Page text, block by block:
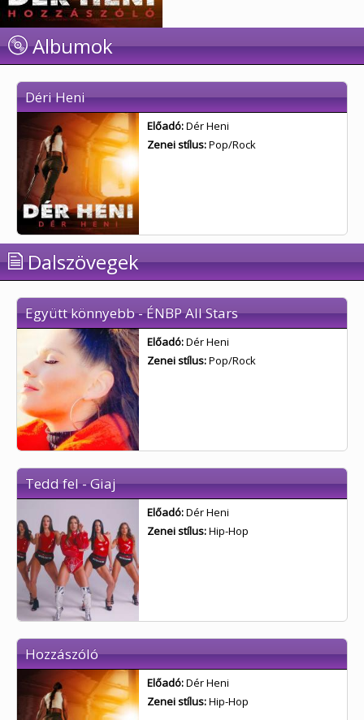
Albumok
Déri Heni
Előadó:Dér Heni
Zenei stílus:Pop/Rock
Dalszövegek
Együtt könnyebb - ÉNBP All Stars
Előadó:Dér Heni
Zenei stílus:Pop/Rock
Tedd fel - Giaj
Előadó:Dér Heni
Zenei stílus:Hip-Hop
Hozzászóló
Előadó:Dér Heni
Zenei stílus:Hip-Hop